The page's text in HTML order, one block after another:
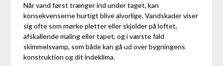
Når vand først trænger ind under taget, kan
konsekvenserne hurtigt blive alvorlige. Vandskader viser
sig ofte som mørke pletter eller skjolder på loftet,
afskallende maling eller tapet, og i værste fald
skimmelsvamp, som både kan gå ud over bygningens
konstruktion og dit indeklima.